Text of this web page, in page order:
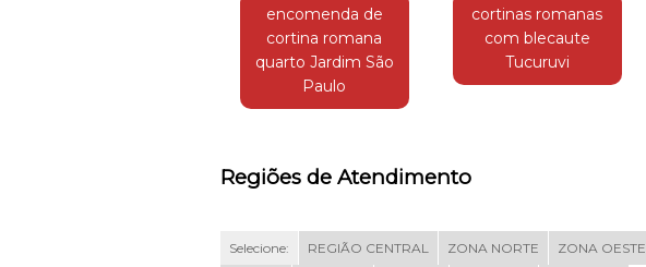
encomenda de
cortina romana
quarto Jardim São
Paulo
cortinas romanas
com blecaute
Tucuruvi
Regiões de Atendimento
Selecione: REGIÃO CENTRAL ZONA NORTE ZONA OESTE